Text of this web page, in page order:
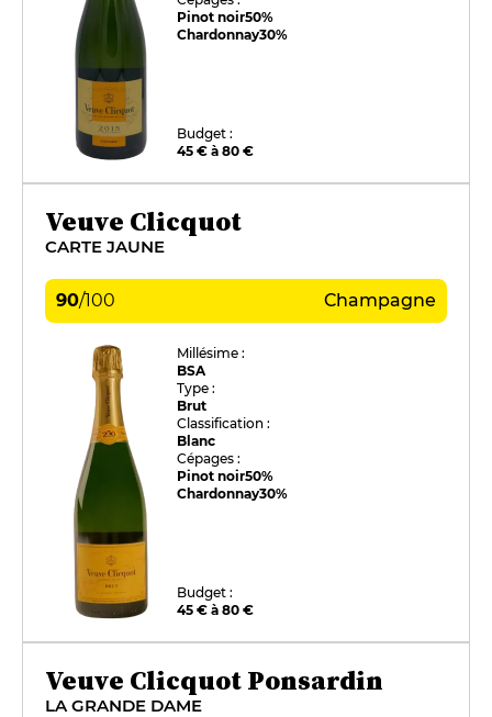
Pinot noir50%
Chardonnay30%
Budget :
45 € à 80 €
Veuve Clicquot
CARTE JAUNE
90/100 Champagne
Millésime :
BSA
Type :
Brut
Classification :
Blanc
Cépages :
Pinot noir50%
Chardonnay30%
Budget :
45 € à 80 €
Veuve Clicquot Ponsardin
LA GRANDE DAME